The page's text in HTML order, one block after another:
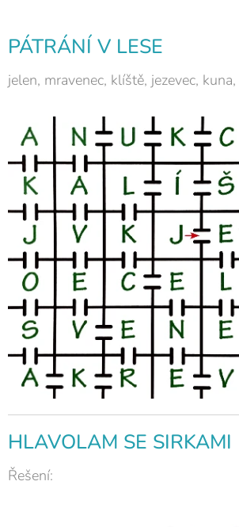
PÁTRÁNÍ V LESE
jelen, mravenec, klíště, jezevec,
HLAVOLAM SE SIRKAMI
Řešení: